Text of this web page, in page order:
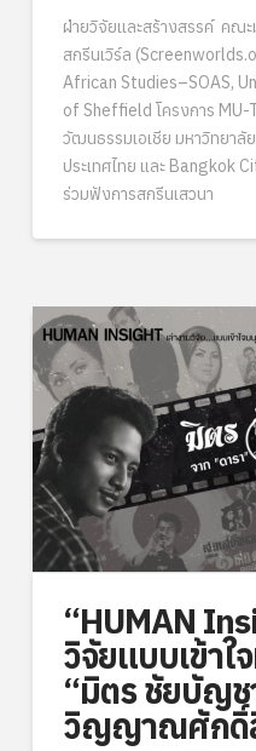
ฝ่ายวิจัยและสร้างสรรค์ คณ
สกรีนเวิร์ล
African Studies–SOAS,
of Sheffield โครงการ
วัฒนธรรมเอเชีย มหาวิทยา
ประเทศไทย และ Bangkok
ร่วมฟังการสกรีนเสวนา
“HUMAN
วิจัยแบบเข้าใ
“มิตร ชัยบัญช
วิญญาณศักดิ์